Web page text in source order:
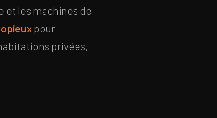
et les machines de
pour
privées,